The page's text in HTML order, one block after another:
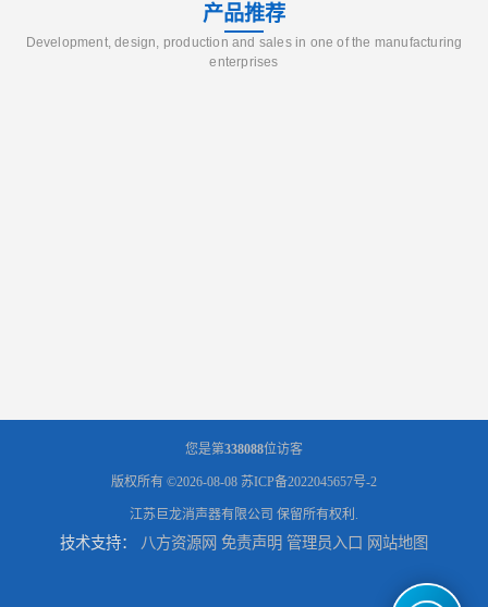
产品推荐
Development, design, production and sales in one of the manufacturing
enterprises
您是第338088位访客
版权所有 ©2026-08-08 苏ICP备2022045657号-2
江苏巨龙消声器有限公司 保留所有权利.
技术支持： 八方资源网 免责声明 管理员入口 网站地图